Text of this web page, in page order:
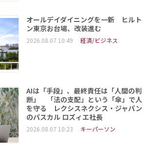
オールデイダイニングを一新 ヒルト
ン東京お台場、改装進む
2026.08.07 10:49 経済/ビジネス
AIは「手段」、最終責任は「人間の判
断」 「法の支配」という「傘」で人
を守る レクシスネクシス・ジャパン
のパスカル ロズィエ社長
2026.08.07 10:23 キーパーソン